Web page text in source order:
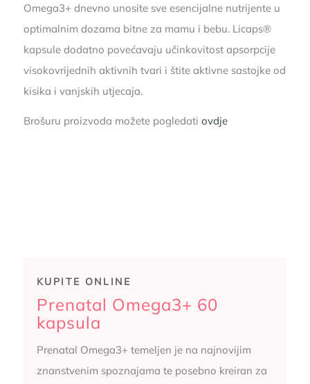
Omega3+ dnevno unosite sve esencijalne nutrijente u
optimalnim dozama bitne za mamu i bebu. Licaps®
kapsule dodatno povećavaju učinkovitost apsorpcije
visokovrijednih aktivnih tvari i štite aktivne sastojke od
kisika i vanjskih utjecaja.
Brošuru proizvoda možete pogledati ovdje
KUPITE ONLINE
Prenatal Omega3+ 60
kapsula
Prenatal Omega3+ temeljen je na najnovijim
znanstvenim spoznajama te posebno kreiran za